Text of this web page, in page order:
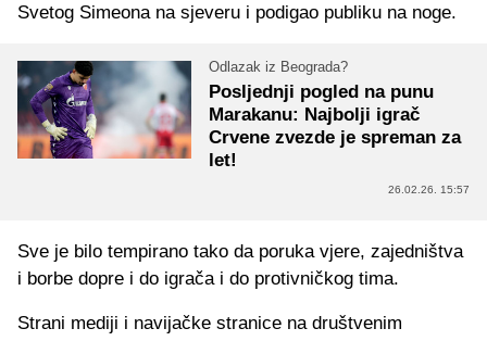
Svetog Simeona na sjeveru i podigao publiku na noge.
Odlazak iz Beograda?
Posljednji pogled na punu
Marakanu: Najbolji igrač
Crvene zvezde je spreman za
let!
26.02.26. 15:57
Sve je bilo tempirano tako da poruka vjere, zajedništva
i borbe dopre i do igrača i do protivničkog tima.
Strani mediji i navijačke stranice na društvenim